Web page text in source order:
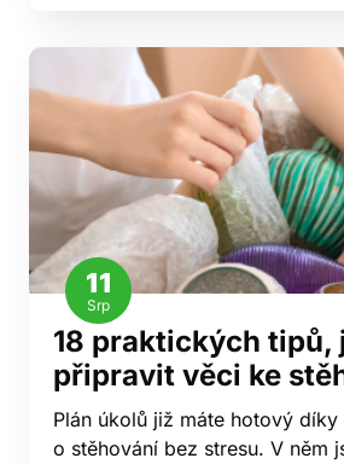
11
Srp
18 praktických tipů,
připravit věci ke
Plán úkolů již máte hotový díky
o stěhování bez stresu. V něm